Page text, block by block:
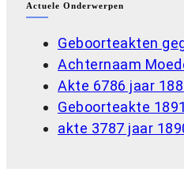
Actuele Onderwerpen
Geboorteakten
Achternaam
Akte 6786 jaar
Geboorteakte
akte 3787 jaar